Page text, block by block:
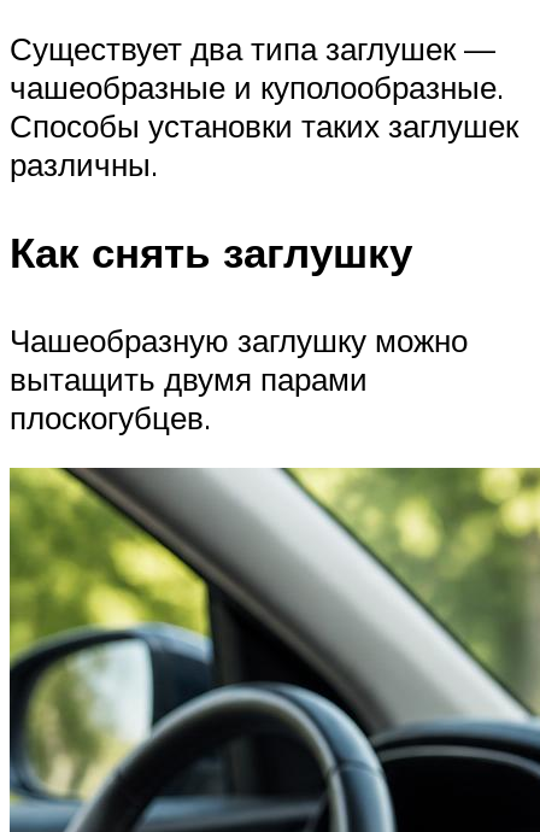
Существует два типа заглушек —
чашеобразные и куполообразные.
Способы установки таких заглушек
различны.
Как снять заглушку
Чашеобразную заглушку можно
вытащить двумя парами
плоскогубцев.